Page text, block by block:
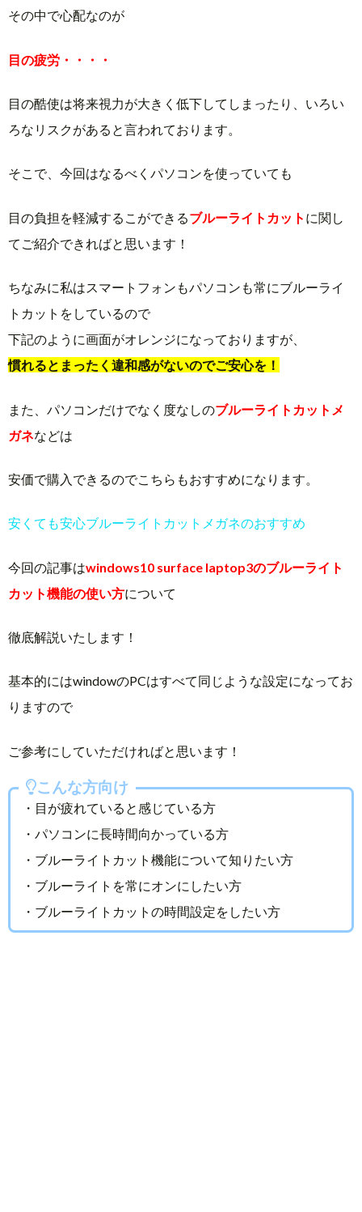
その中で心配なのが
目の疲労・・・・
目の酷使は将来視力が大きく低下してしまったり、いろい
ろなリスクがあると言われております。
そこで、今回はなるべくパソコンを使っていても
目の負担を軽減するこができるブルーライトカット に関し
てご紹介できればと思います！
ちなみに私はスマートフォンもパソコンも常にブルーライ
トカットをしているので
下記のように画面がオレンジになっておりますが、
慣れるとまったく違和感がないのでご安心を！
また、パソコンだけでなく度なしのブルーライトカットメ
ガネなどは
安価で購入できるのでこちらもおすすめになります。
安くても安心ブルーライトカットメガネのおすすめ
今回の記事はwindows10 surface laptop3のブルーライト
カット機能の使い方について
徹底解説いたします！
基本的にはwindowのPCはすべて同じような設定になってお
りますので
ご参考にしていただければと思います！
こんな方向け
・目が疲れていると感じている方
・パソコンに長時間向かっている方
・ブルーライトカット機能について知りたい方
・ブルーライトを常にオンにしたい方
・ブルーライトカットの時間設定をしたい方